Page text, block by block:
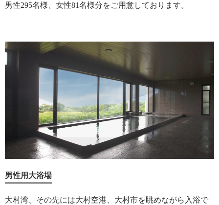
男性295名様、女性81名様分をご用意しております。
男性用大浴場
大村湾、その先には大村空港、大村市を眺めながら入浴で